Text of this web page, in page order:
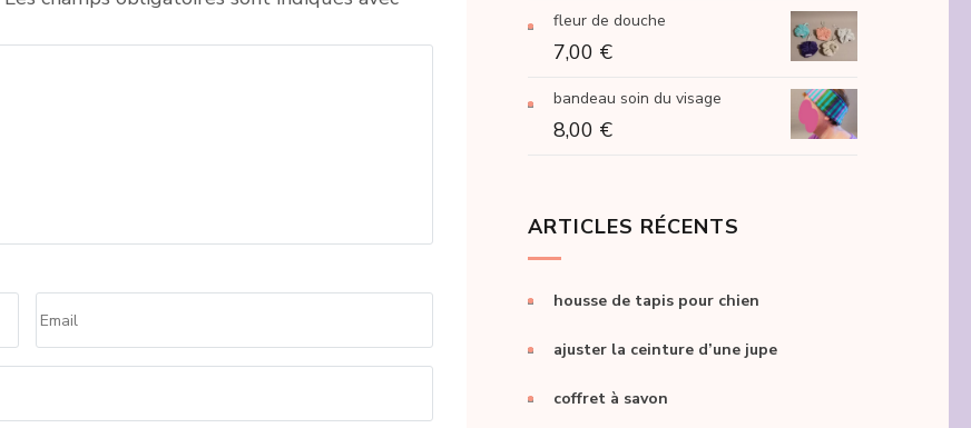
fleur de douche
7,00 €
bandeau soin du visage
8,00 €
ARTICLES RÉCENTS
housse de tapis pour chien
ajuster la ceinture d’une jupe
coffret à savon